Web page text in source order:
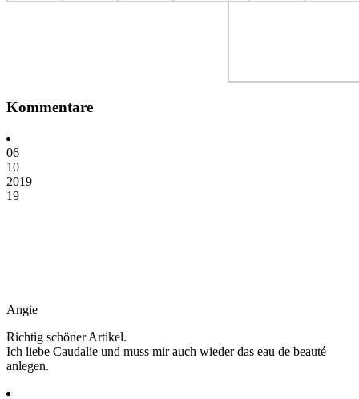
Kommentare
06
10
2019
19
Angie
Richtig schöner Artikel.
Ich liebe Caudalie und muss mir auch wieder das eau de beauté
anlegen.